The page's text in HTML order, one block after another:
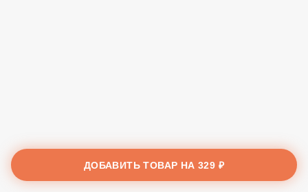
ДОБАВИТЬ ТОВАР НА329 ₽